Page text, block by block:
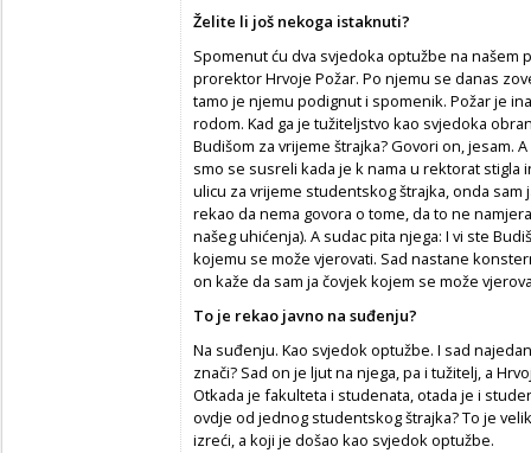
Želite li još nekoga istaknuti?
Spomenut ću dva svjedoka optužbe na našem
prorektor Hrvoje Požar. Po njemu se danas
tamo je njemu podignut i spomenik. Požar je
rodom. Kad ga je tužiteljstvo kao svjedoka
Budišom za vrijeme štrajka? Govori on, jesam.
smo se susreli kada je k nama u rektorat
ulicu za vrijeme studentskog štrajka, onda sam
rekao da nema govora o tome, da to ne
našeg uhićenja). A sudac pita njega: I vi ste
kojemu se može vjerovati. Sad nastane
on kaže da sam ja čovjek kojem se može
To je rekao javno na suđenju?
Na suđenju. Kao svjedok optužbe. I sad
znači? Sad on je ljut na njega, pa i tužitelj, a
Otkada je fakulteta i studenata, otada je i
ovdje od jednog studentskog štrajka? To je
izreći, a koji je došao kao svjedok optužbe.